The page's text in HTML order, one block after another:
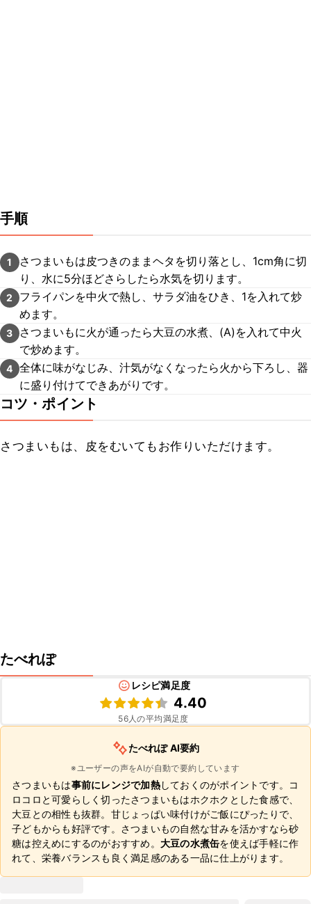
手順
1
さつまいもは皮つきのままヘタを切り落とし、1cm角に切
り、水に5分ほどさらしたら水気を切ります。
2
フライパンを中火で熱し、サラダ油をひき、1を入れて炒
めます。
3
さつまいもに火が通ったら大豆の水煮、(A)を入れて中火
で炒めます。
4 全体に味がなじみ、汁気がなくなったら火から下ろし、器
に盛り付けてできあがりです。
コツ・ポイント
さつまいもは、皮をむいてもお作りいただけます。
たべれぽ
レシピ満足度
4.40
56人の平均満足度
たべれぽ AI要約
※ユーザーの声をAIが自動で要約しています
さつまいもは事前にレンジで加熱しておくのがポイントです。コ
ロコロと可愛らしく切ったさつまいもはホクホクとした食感で、
大豆との相性も抜群。甘じょっぱい味付けがご飯にぴったりで、
子どもからも好評です。さつまいもの自然な甘みを活かすなら砂
糖は控えめにするのがおすすめ。 大豆の水煮缶を使えば手軽に作
れて、栄養バランスも良く満足感のある一品に仕上がります。